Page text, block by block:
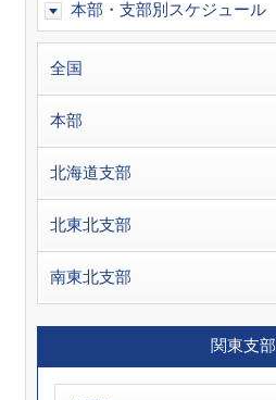
本部・支部別スケジュール
全国
本部
北海道支部
北東北支部
南東北支部
関東支部